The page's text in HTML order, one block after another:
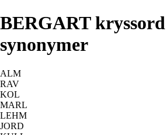
BERGART
synonymer
ALM
RAV
KOL
MARL
LEHM
JORD